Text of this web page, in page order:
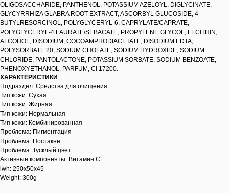
OLIGOSACCHARIDE, PANTHENOL, POTASSIUM AZELOYL, DIGLYCINATE,
GLYCYRRHIZA GLABRA ROOT EXTRACT, ASCORBYL GLUCOSIDE, 4-
BUTYLRESORCINOL, POLYGLYCERYL-6, CAPRYLATE/CAPRATE,
POLYGLYCERYL-4 LAURATE/SEBACATE, PROPYLENE GLYCOL, LECITHIN,
ALCOHOL, DISODIUM, COCOAMPHODIACETATE, DISODIUM EDTA,
POLYSORBATE 20, SODIUM CHOLATE, SODIUM HYDROXIDE, SODIUM
CHLORIDE, PANTOLACTONE, POTASSIUM SORBATE, SODIUM BENZOATE,
PHENOXYETHANOL, PARFUM, CI 17200.
ХАРАКТЕРИСТИКИ
Подраздел: Cредства для очищения
Тип кожи: Сухая
Тип кожи: Жирная
Тип кожи: Нормальная
Тип кожи: Комбинированная
Проблема: Пигментация
Проблема: Постакне
Проблема: Тусклый цвет
Активные компоненты: Витамин С
lwh: 250x50x45
Weight: 300g